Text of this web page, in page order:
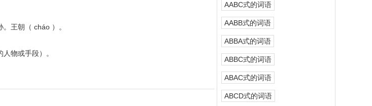
王朝（ cháo ）。
物或手段）。
AABC式的词语
AABB式的词语
ABBA式的词语
ABBC式的词语
ABAC式的词语
ABCD式的词语